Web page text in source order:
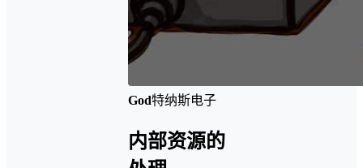
God特纳斯电子
内部资源的